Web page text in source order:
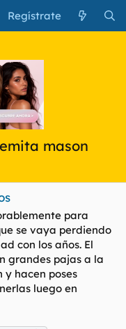
Regístrate
mason
para
se vaya perdiendo
con los años. El
grandes pajas a la
y hacen poses
luego en